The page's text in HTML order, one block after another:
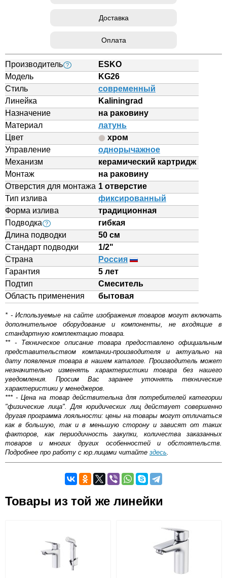
Доставка
Оплата
Производитель ?
ESKO
Модель
KG26
Стиль
современный
Линейка
Kaliningrad
Назначение
на раковину
Материал
латунь
Цвет
хром
Управление
однорычажное
Механизм
керамический картридж
Монтаж
на раковину
Отверстия для монтажа 1 отверстие
Тип излива
фиксированный
Форма излива
традиционная
Подводка ?
гибкая
Длина подводки
50 см
Стандарт подводки
1/2"
Страна
Россия
Гарантия
5 лет
Подтип
Смеситель
Область применения
бытовая
* - Используемые на сайте изображения товаров могут включать
дополнительное оборудование и компоненты, не входящие в
стандартную комплектацию товара.
** - Техническое описание товара предоставлено официальным
представительством компании-производителя и актуально на
дату появления товара в нашем каталоге. Производитель может
незначительно изменять характеристики товара без нашего
уведомления. Просим Вас заранее уточнять технические
характеристики у менеджеров.
*** - Цена на товар действительна для потребителей категории
"физические лица". Для юридических лиц действует совершенно
другая программа лояльности: цены на товары могут отличаться
как в большую, так и в меньшую сторону и зависят от таких
факторов, как периодичность закупки, количества заказанных
товаров и многих других особенностей и обстоятельств.
Подробнее про работу с юр.лицами читайте здесь.
Оставьте отзыв
Доставка сантехники по Москве и Московской области
Наличный расчёт
Банковской картой на сайте в режиме реального
времени
Банковской картой при получении товара как при
доставке, так и самовывозом
Товары из той же линейки